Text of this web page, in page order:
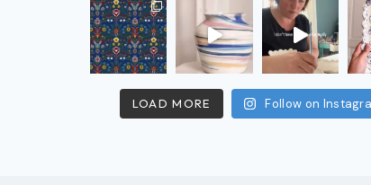
LOAD MORE Follow on